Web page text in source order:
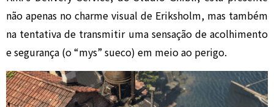
não apenas no charme visual de Eriksholm, mas também
na tentativa de transmitir uma sensação de acolhimento
e segurança (o “mys” sueco) em meio ao perigo.